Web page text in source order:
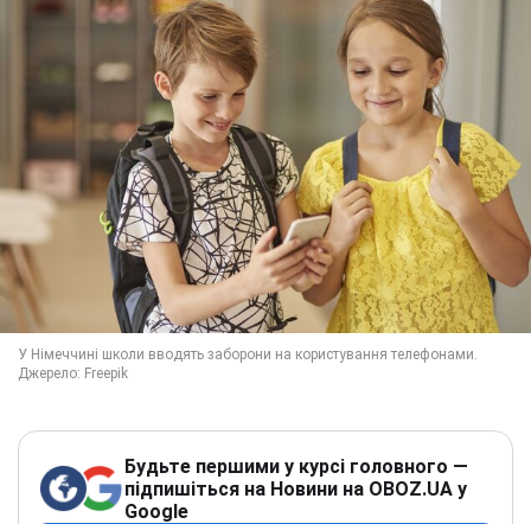
Будьте першими у курсі головного —
підпишіться на Новини на OBOZ.UA у
Google